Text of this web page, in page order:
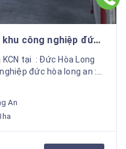
công nghiệp đức
tại : Đức Hòa Long
đức hòa long an :
An